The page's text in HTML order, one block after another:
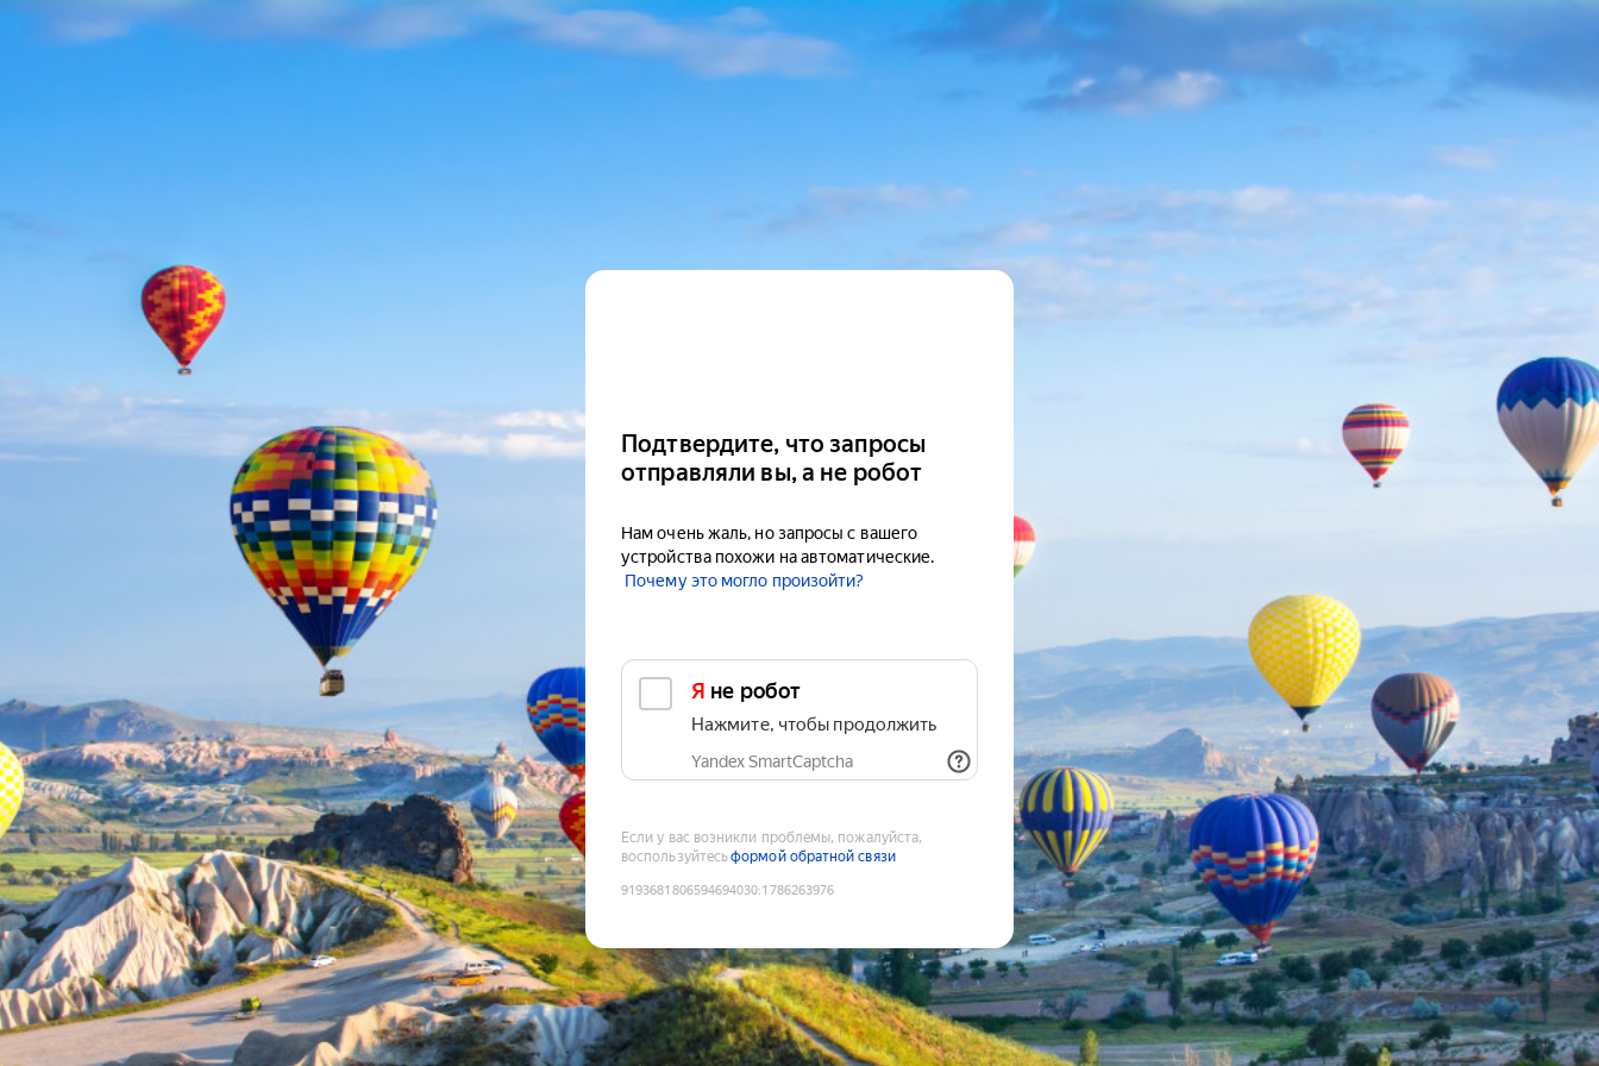
Подтвердите, что запросы
отправляли вы, а не робот
Нам очень жаль, но запросы с вашего
устройства похожи на автоматические.
Почему это могло произойти?
Я не робот
Нажмите, чтобы продолжить
Yandex SmartCaptcha
Если у вас возникли проблемы, пожалуйста,
воспользуйтесьформой обратной связи
9193681806594694030:1786263976